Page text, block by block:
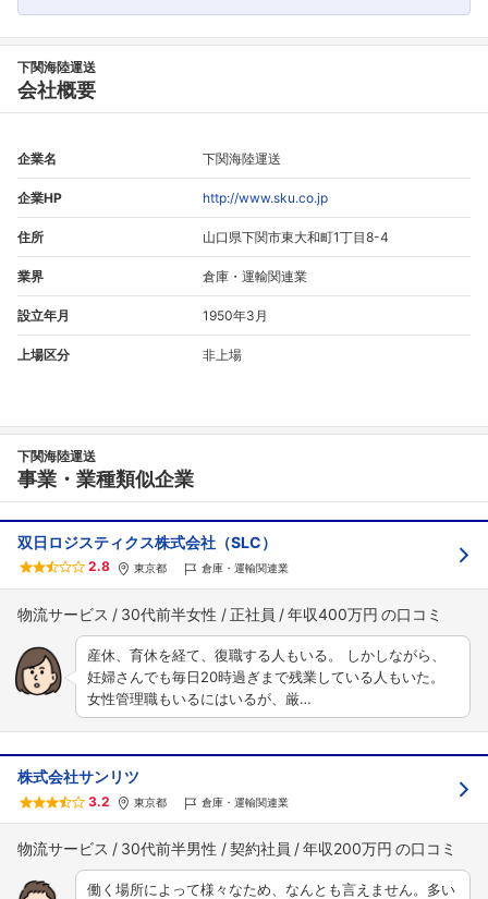
こちらの企業もフォローしませんか？
下関海陸運送
会社概要
企業名 下関海陸運送
企業HP http://www.sku.co.jp
住所 山口県下関市東大和町1丁目8-4
業界 倉庫・運輸関連業
設立年月 1950年3月
上場区分 非上場
下関海陸運送
事業・業種類似企業
双日ロジスティクス株式会社（SLC）
2.8 東京都 倉庫・運輸関連業
物流サービス 30代前半女性 正社員 年収400万円
産休、育休を経て、復職する人もいる。 しかしながら、
妊婦さんでも毎日20時過ぎまで残業している人もいた。
女性管理職もいるにはいるが、厳…
株式会社サンリツ
3.2 東京都 倉庫・運輸関連業
物流サービス 30代前半男性 契約社員 年収200万円
働く場所によって様々なため、なんとも言えません。多い